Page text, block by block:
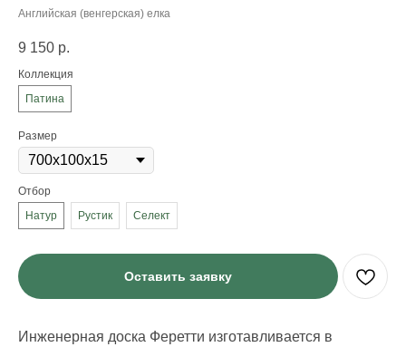
Английская (венгерская) елка
9 150 р.
Коллекция
Патина
Размер
Отбор
Натур
Рустик Селект
Оставить заявку
Инженерная доска Феретти изготавливается в